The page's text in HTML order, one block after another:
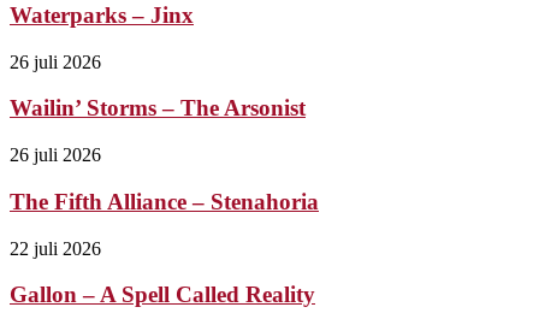
Waterparks – Jinx
26 juli 2026
Wailin’ Storms – The Arsonist
26 juli 2026
The Fifth Alliance – Stenahoria
22 juli 2026
Gallon – A Spell Called Reality